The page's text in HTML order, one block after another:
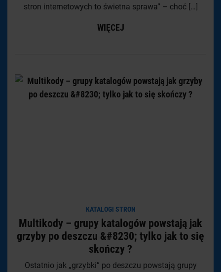
stron internetowych to świetna sprawa” – choć […]
WIĘCEJ
KATALOGI STRON
Multikody – grupy katalogów powstają jak
grzyby po deszczu &#8230; tylko jak to się
skończy ?
Ostatnio jak „grzybki” po deszczu powstają grupy